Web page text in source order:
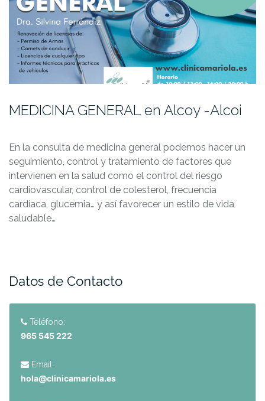
MEDICINA GENERAL en Alcoy -Alcoi
En la consulta de medicina general podemos hacer un
seguimiento, control y tratamiento de factores que
intervienen en la salud como el control del riesgo
cardiovascular, control de colesterol, frecuencia
cardíaca, glucemia… y así favorecer un estilo de vida
saludable…
Datos de Contacto
Teléfono:
965 545 222
Email:
hola@clinicamariola.es